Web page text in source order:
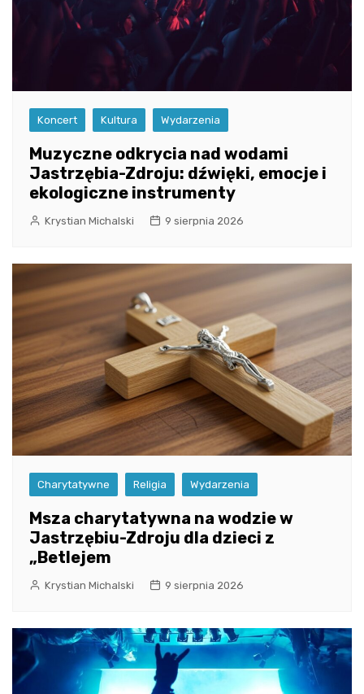
Koncert Kultura Wydarzenia
Muzyczne odkrycia nad wodami
Jastrzębia-Zdroju: dźwięki, emocje i
ekologiczne instrumenty
Krystian Michalski 9 sierpnia 2026
Charytatywne Religia Wydarzenia
Msza charytatywna na wodzie w
Jastrzębiu-Zdroju dla dzieci z
„Betlejem
Krystian Michalski 9 sierpnia 2026